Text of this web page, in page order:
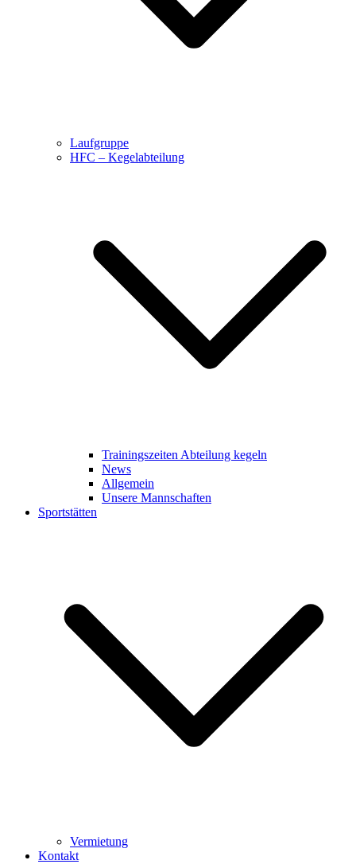
Laufgruppe
HFC – Kegelabteilung
Trainingszeiten Abteilung kegeln
News
Allgemein
Unsere Mannschaften
Sportstätten
Vermietung
Kontakt